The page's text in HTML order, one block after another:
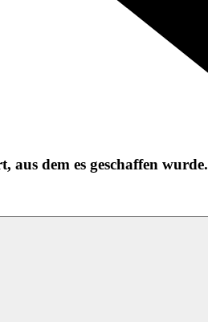
aus dem es geschaffen wurde.